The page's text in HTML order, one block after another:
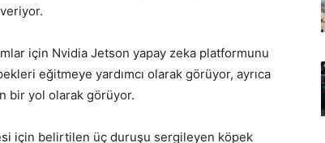
için Nvidia Jetson yapay zeka platformunu
eğitmeye yardımcı olarak görüyor, ayrıca
bir yol olarak görüyor.
için belirtilen üç duruşu sergileyen köpek